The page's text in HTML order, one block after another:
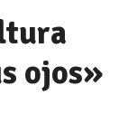
ojos»